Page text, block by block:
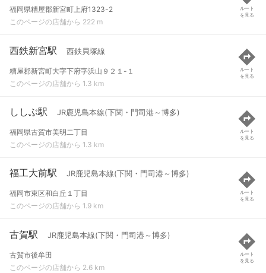
福岡県糟屋郡新宮町上府1323-2
このページの店舗から 222 m
ルート
を見る
西鉄新宮駅 西鉄貝塚線
糟屋郡新宮町大字下府字浜山９２１-１
このページの店舗から 1.3 km
ルート
を見る
ししぶ駅 JR鹿児島本線(下関・門司港～博多)
福岡県古賀市美明二丁目
このページの店舗から 1.3 km
ルート
を見る
福工大前駅 JR鹿児島本線(下関・門司港～博多)
福岡市東区和白丘１丁目
このページの店舗から 1.9 km
ルート
を見る
古賀駅 JR鹿児島本線(下関・門司港～博多)
古賀市後牟田
このページの店舗から 2.6 km
ルート
を見る